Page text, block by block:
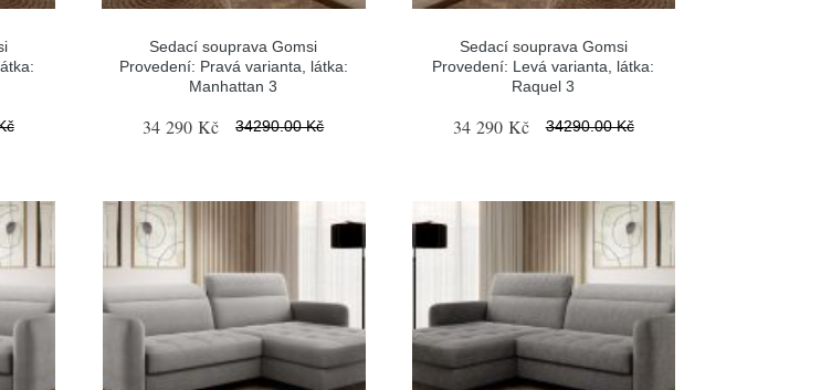
Sedací souprava Gomsi
Provedení: Pravá varianta, látka:
Manhattan 3
34 290 Kč 34290.00 Kč
Sedací souprava Gomsi
Provedení: Levá varianta, látka:
Raquel 3
34 290 Kč 34290.00 Kč